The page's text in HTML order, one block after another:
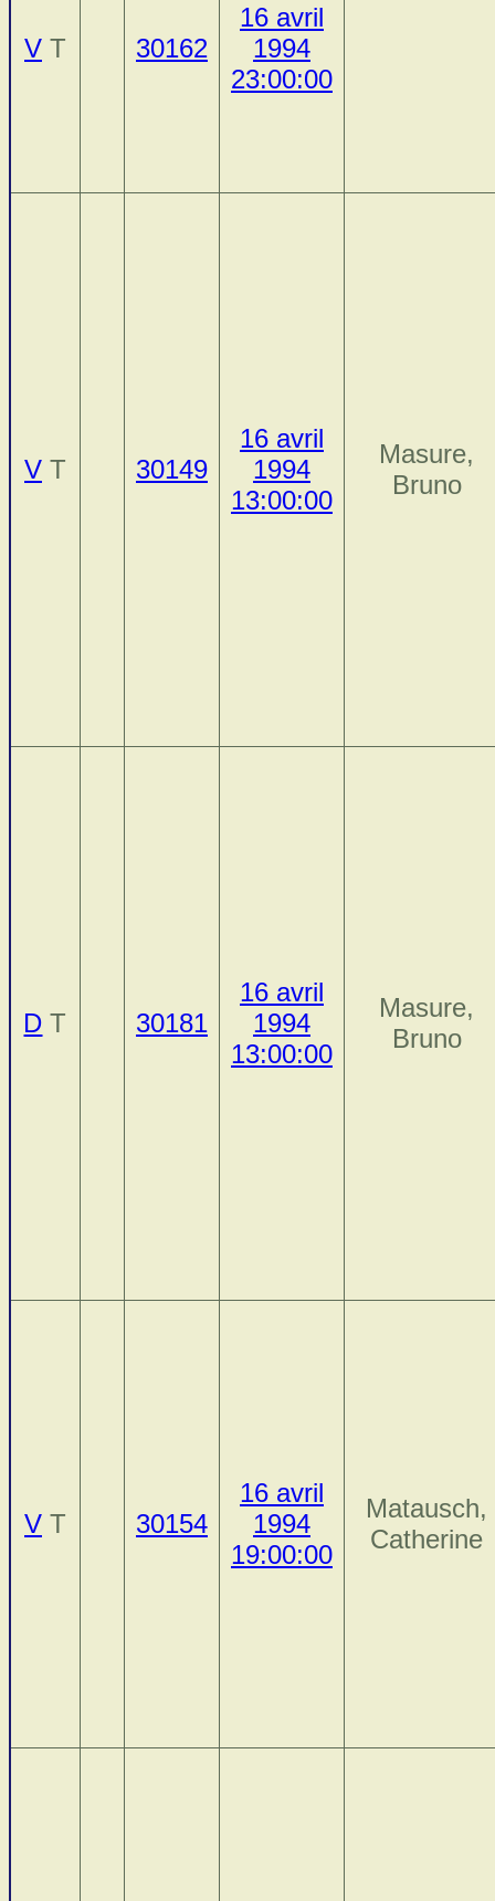
V T 30162
16 avril
1994
23:00:00
V T 30149
16 avril
1994
13:00:00
Masure,
Bruno
D T 30181
16 avril
1994
13:00:00
Masure,
Bruno
V T 30154
16 avril
1994
19:00:00
Matausch,
Catherine